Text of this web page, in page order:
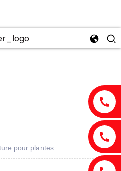
pour plantes